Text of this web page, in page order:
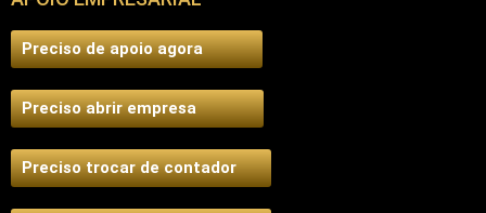
Preciso de apoio agora
Preciso abrir empresa
Preciso trocar de contador